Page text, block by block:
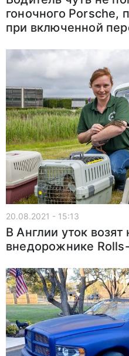
гоночного Porsche,
при включенной
20.08.2021 - 15:13
В Англии уток
внедорожнике